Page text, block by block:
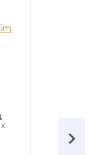
Těsnící
pro